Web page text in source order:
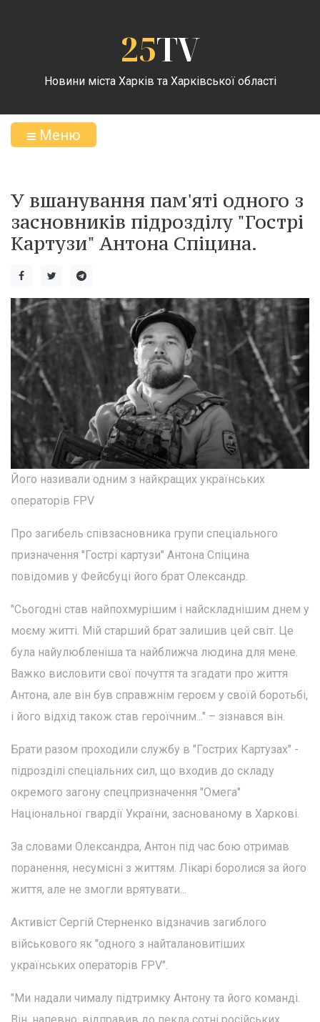
25TV
Новини міста Харків та Харківської області
Меню
У вшанування пам'яті одного з
засновників підрозділу "Гострі
Картузи" Антона Спіцина.
Його називали одним з найкращих українських
операторів FPV
Про загибель співзасновника групи спеціального
призначення "Гострі картузи" Антона Спіцина
повідомив у Фейсбуці його брат Олександр.
"Сьогодні став найпохмурішим і найскладнішим днем у
моєму житті. Мій старший брат залишив цей світ. Це
була найулюбленіша та найближча людина для мене.
Важко висловити свої почуття та згадати про життя
Антона, але він був справжнім героєм у своїй боротьбі,
і його відхід також став героїчним..." – зізнався він.
Брати разом проходили службу в "Гострих Картузах" -
підрозділі спеціальних сил, що входив до складу
окремого загону спецпризначення "Омега"
Національної гвардії України, заснованому в Харкові.
За словами Олександра, Антон під час бою отримав
поранення, несумісні з життям. Лікарі боролися за його
життя, але не змогли врятувати...
Активіст Сергій Стерненко відзначив загиблого
військового як "одного з найталановитіших
українських операторів FPV".
"Ми надали чималу підтримку Антону та його команді.